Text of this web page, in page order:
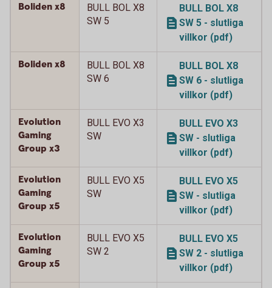
Boliden x8
BULL BOL X8
SW 5
BULL BOL X8
SW 5 - slutliga
villkor (pdf)
Boliden x8
BULL BOL X8
SW 6
BULL BOL X8
SW 6 - slutliga
villkor (pdf)
Evolution
Gaming
Group x3
BULL EVO X3
SW
BULL EVO X3
SW - slutliga
villkor (pdf)
Evolution
Gaming
Group x5
BULL EVO X5
SW
BULL EVO X5
SW - slutliga
villkor (pdf)
Evolution
Gaming
Group x5
BULL EVO X5
SW 2
BULL EVO X5
SW 2 - slutliga
villkor (pdf)